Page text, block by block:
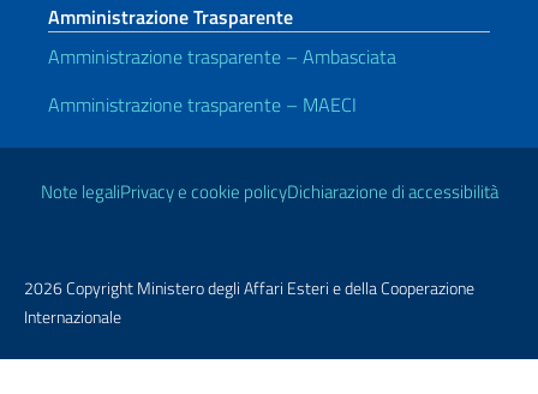
Amministrazione Trasparente
Amministrazione trasparente – Ambasciata
Amministrazione trasparente – MAECI
Link Utili
Note legaliPrivacy e cookie policyDichiarazione di accessibilità
2026 Copyright Ministero degli Affari Esteri e della Cooperazione
Internazionale